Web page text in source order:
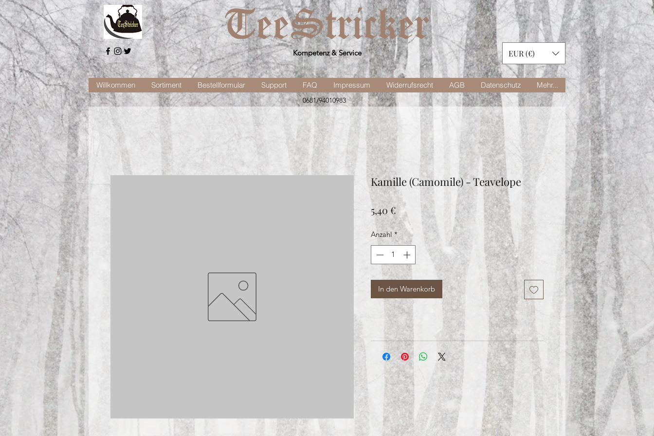
Kompetenz & Service EUR (€)
Willkommen Sortiment Bestellformular Support FAQ Impressum Widerrufsrecht AGB Datenschutz Mehr...
0681/94010983
Kamille (Camomile) - Teavelope
5,40 €Preis
Anzahl *
In den Warenkorb